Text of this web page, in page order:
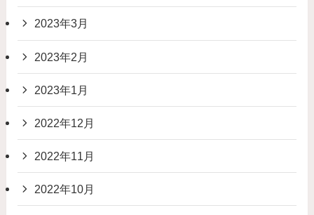
2023年3月
2023年2月
2023年1月
2022年12月
2022年11月
2022年10月